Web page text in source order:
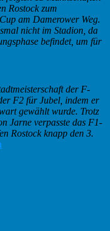
Rostock zum
am Damerower Weg.
nicht im Stadion, da
befindet, um für
der F-
F2 für Jubel, indem er
gewählt wurde. Trotz
Jarne verpasste das F1-
Rostock knapp den 3.